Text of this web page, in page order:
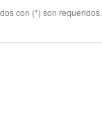
con (*) son requeridos.